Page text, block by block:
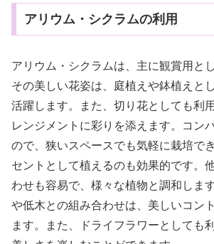
アリウム・シクラムの利用
アリウム・シクラムは、主に観賞用と
その美しい花姿は、庭植えや鉢植えと
活躍します。また、切り花としても利
レンジメントに彩りを添えます。コン
ので、狭いスペースでも気軽に栽培で
セントとして植えるのも効果的です。
わせも容易で、様々な植物と調和しま
や低木との組み合わせは、美しいコン
ます。また、ドライフラワーとしても